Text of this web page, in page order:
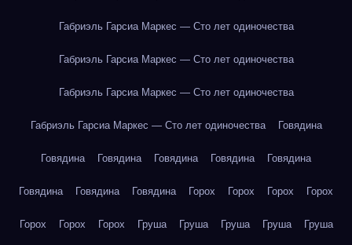
Габриэль Гарсиа Маркес — Сто лет одиночества
Габриэль Гарсиа Маркес — Сто лет одиночества
Габриэль Гарсиа Маркес — Сто лет одиночества
Габриэль Гарсиа Маркес — Сто лет одиночества Говядина
Говядина Говядина Говядина Говядина Говядина
Говядина Говядина Говядина Горох Горох Горох Горох
Горох Горох Горох Груша Груша Груша Груша Груша